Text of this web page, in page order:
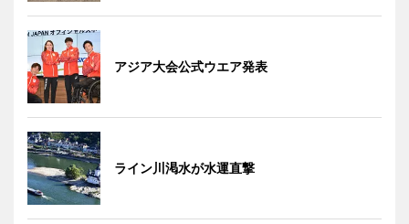
アジア大会公式ウエア発表
ライン川渇水が水運直撃